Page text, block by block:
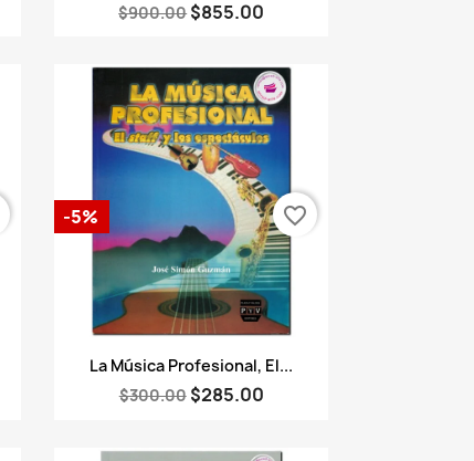
$900.00$855.00
Vista rápida
La Música Profesional, El...
$300.00 $285.00
-5% favorite_border